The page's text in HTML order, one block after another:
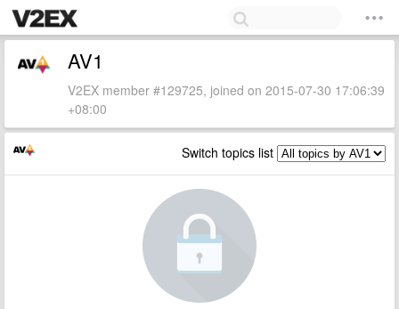
AV1
V2EX member #129725, joined on 2015-07-30 17:06:39
+08:00
Switch topics list